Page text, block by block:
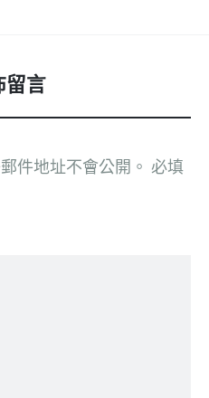
留言
件地址不會公開。 必填